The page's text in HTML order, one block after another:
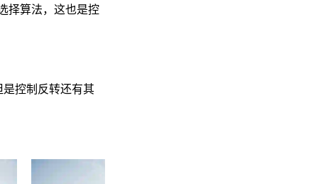
择算法，这也是控
控制反转还有其